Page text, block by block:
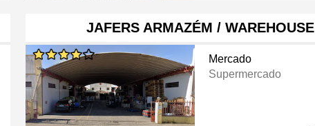
JAFERS ARMAZÉM / WAREHOUSE
Mercado
Supermercado